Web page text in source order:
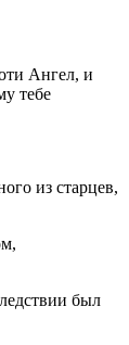
Ангел, и
тебе
из старцев,
был